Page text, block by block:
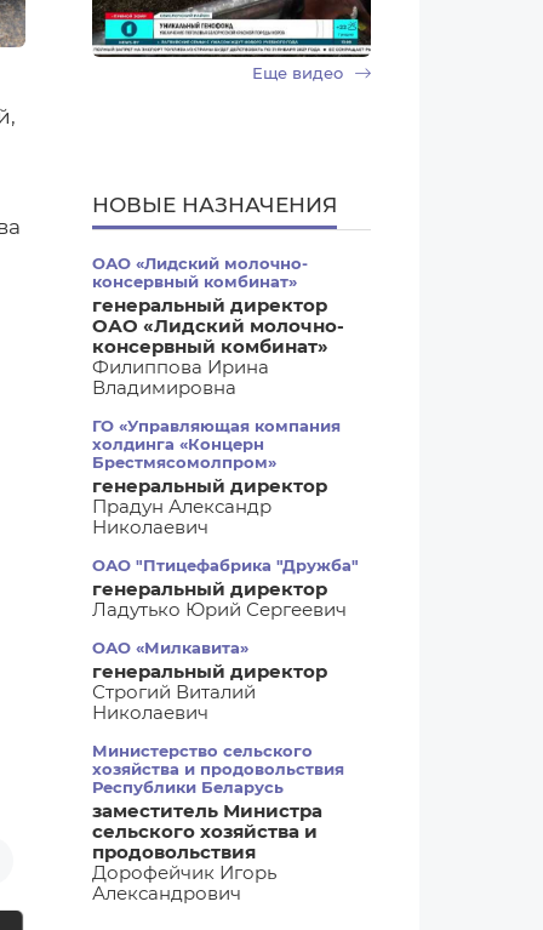
Еще видео
НОВЫЕ НАЗНАЧЕНИЯ
ОАО «Лидский молочно-
консервный комбинат»
генеральный директор
ОАО «Лидский молочно-
консервный комбинат»
Филиппова Ирина
Владимировна
ГО «Управляющая компания
холдинга «Концерн
Брестмясомолпром»
генеральный директор
Прадун Александр
Николаевич
ОАО "Птицефабрика "Дружба"
генеральный директор
Ладутько Юрий Сергеевич
ОАО «Милкавита»
генеральный директор
Строгий Виталий
Николаевич
Министерство сельского
хозяйства и продовольствия
Республики Беларусь
заместитель Министра
сельского хозяйства и
продовольствия
Дорофейчик Игорь
Александрович